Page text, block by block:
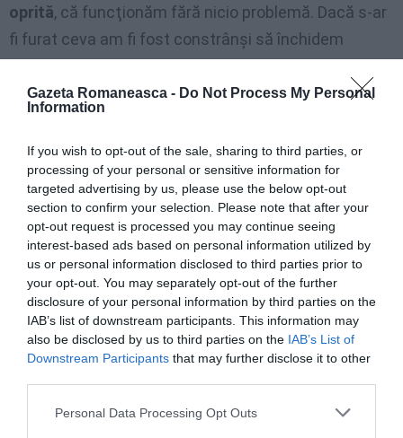
Gazeta Romaneasca - Do Not Process My Personal
Information
If you wish to opt-out of the sale, sharing to third parties, or
processing of your personal or sensitive information for
targeted advertising by us, please use the below opt-out
section to confirm your selection. Please note that after your
opt-out request is processed you may continue seeing
interest-based ads based on personal information utilized by
us or personal information disclosed to third parties prior to
your opt-out. You may separately opt-out of the further
disclosure of your personal information by third parties on the
IAB’s list of downstream participants. This information may
also be disclosed by us to third parties on the IAB’s List of
Downstream Participants that may further disclose it to other
Personal Data Processing Opt Outs
oprită, că funcţionăm fără nicio problemă. Dacă s-ar
fi furat ceva am fi fost constrânşi să închidem
chemată imediat de către personalul de pază, cei doi
daună sau sa sustragă ceva. Ca în orice misiune
diplomatică, camerele de înregistrare sunt peste tot,
poliţia a putut vizona imaginile. Vă pot confirma că
acest eveniment nu a perturbat cu nimic activitatea
consulară.”
George Bologan consideră că circulă tot felul de
comentarii despre acest eveniment care au
distorsionat realitatea. ”Eu cred că existădorinţa
unora de a discredita activitatea consulatului şi a
funcţionarilor. E o încercare de a ne pune beţe în